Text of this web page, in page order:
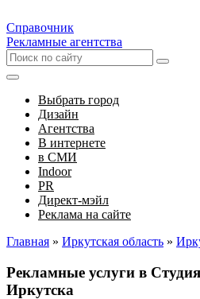
Справочник
Рекламные агентства
Выбрать город
Дизайн
Агентства
В интернете
в СМИ
Indoor
PR
Директ-мэйл
Реклама на сайте
Главная » Иркутская область »
Рекламные услуги в
Иркутска